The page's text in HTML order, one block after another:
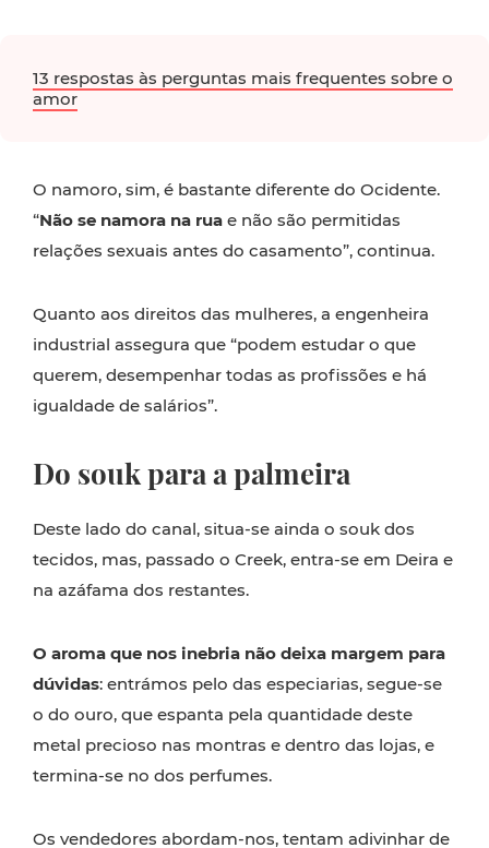
13 respostas às perguntas mais frequentes sobre o
amor
O namoro, sim, é bastante diferente do Ocidente.
“Não se namora na rua e não são permitidas
relações sexuais antes do casamento”, continua.
Quanto aos direitos das mulheres, a engenheira
industrial assegura que “podem estudar o que
querem, desempenhar todas as profissões e há
igualdade de salários”.
Do souk para a palmeira
Deste lado do canal, situa-se ainda o souk dos
tecidos, mas, passado o Creek, entra-se em Deira e
na azáfama dos restantes.
O aroma que nos inebria não deixa margem para
dúvidas: entrámos pelo das especiarias, segue-se
o do ouro, que espanta pela quantidade deste
metal precioso nas montras e dentro das lojas, e
termina-se no dos perfumes.
Os vendedores abordam-nos, tentam adivinhar de